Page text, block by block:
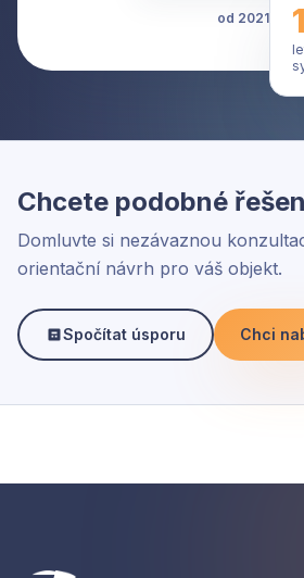
od 2021
Chcete podobné
Domluvte si nezávaznou
orientační návrh pro váš objekt.
Spočítat úsporu Chci